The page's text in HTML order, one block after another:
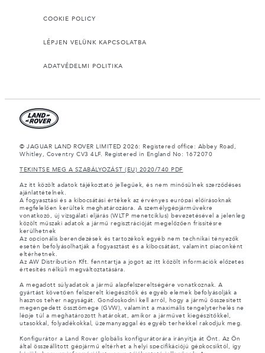
COOKIE POLICY
LÉPJEN VELÜNK KAPCSOLATBA
ADATVÉDELMI POLITIKA
© JAGUAR LAND ROVER LIMITED 2026: Registered office: Abbey Road,
Whitley, Coventry CV3 4LF. Registered in England No: 1672070
TEKINTSE MEG A SZABÁLYOZÁST (EU) 2020/740 PDF
Az itt közölt adatok tájékoztató jellegűek, és nem minősülnek szerződéses
ajánlattételnek.
A fogyasztási és a kibocsátási értékek az érvényes európai előírásoknak
megfelelően kerültek meghatározásra. A személygépjárművekre
vonatkozó, új vizsgálati eljárás (WLTP menetciklus) bevezetésével a jelenleg
közölt műszaki adatok a jármű regisztrációját megelőzően frissítésre
kerülhetnek
Az opcionális berendezések és tartozékok egyéb nem technikai tényezők
esetén befolyásolhatják a fogyasztást és a kibocsátást, valamint piaconként
eltérhetnek.
Az AW Distribution Kft. fenntartja a jogot az itt közölt információk előzetes
értesítés nélküli megváltoztatására.
A megadott súlyadatok a jármű alapfelszereltségére vonatkoznak. A
gyártást követően felszerelt kiegészítők és egyéb elemek befolyásolják a
hasznos teher nagyságát. Gondoskodni kell arról, hogy a jármű összesített
megengedett össztömege (GVW), valamint a maximális tengelyterhelés ne
lépje túl a meghatározott határokat, amikor a járművet kiegészítőkkel,
utasokkal, folyadékokkal, üzemanyaggal és egyéb terhekkel rakodjuk meg.
Konfigurátor a Land Rover globális konfigurátorára irányítja át Önt. Az Ön
által összeállított gépjármű eltérhet a helyi specifikációjú gépkocsiktól, így